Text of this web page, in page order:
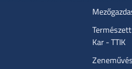
Kar - TTIK